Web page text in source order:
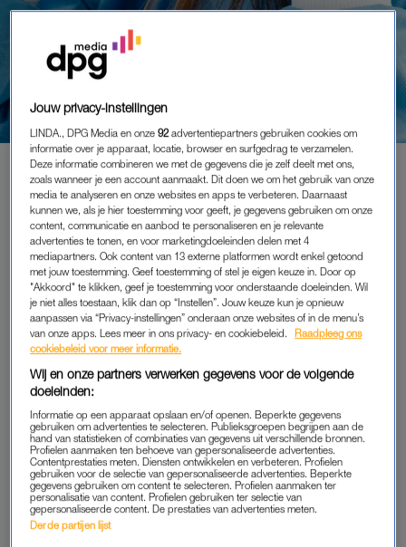
BIJNA 75 PROCENT HULP- EN
DIENSTVERLENERS
UITGESCHOLDEN OF BEDREIGD:
'ZEER ZORGWEKKEND'
BINNENLAND|ONDERZOEK
13-12-2024 | MIRJAM RASMUSSENS
Onder hulp- en dienstverleners is 73 procent al eens
uitgescholden of bedreigd door burgers, patiënten of
cliënten. 30 procent is met fysiek geweld in aanraking
gekomen, onder meer slaan en schoppen.
Dit blijkt uit onderzoek van vakbond CNV onder 1000
werkenden in de hulp- en dienstverlening. Bijna 1 op de 10 is
door deze agressie op het werk gewond geraakt.
TOENAME AGRESSIE
Jouw privacy-instellingen
LINDA., DPG Media en onze92 advertentiepartners gebruiken cookies om
informatie over je apparaat, locatie, browser en surfgedrag te verzamelen.
Deze informatie combineren we met de gegevens die je zelf deelt met ons,
zoals wanneer je een account aanmaakt. Dit doen we om het gebruik van onze
media te analyseren en onze websites en apps te verbeteren. Daarnaast
kunnen we, als je hier toestemming voor geeft, je gegevens gebruiken om onze
content, communicatie en aanbod te personaliseren en je relevante
advertenties te tonen, en voor marketingdoeleinden delen met 4
mediapartners. Ook content van 13 externe platformen wordt enkel getoond
met jouw toestemming. Geef toestemming of stel je eigen keuze in. Door op
"Akkoord" te klikken, geef je toestemming voor onderstaande doeleinden. Wil
je niet alles toestaan, klik dan op “Instellen”. Jouw keuze kun je opnieuw
aanpassen via “Privacy-instellingen” onderaan onze websites of in de menu’s
van onze apps. Lees meer in ons privacy- en cookiebeleid.
Raadpleeg ons
cookiebeleid voor meer informatie.
Wij en onze partners verwerken gegevens voor de volgende
doeleinden:
Informatie op een apparaat opslaan en/of openen. Beperkte gegevens
gebruiken om advertenties te selecteren. Publieksgroepen begrijpen aan de
hand van statistieken of combinaties van gegevens uit verschillende bronnen.
Profielen aanmaken ten behoeve van gepersonaliseerde advertenties.
Contentprestaties meten. Diensten ontwikkelen en verbeteren. Profielen
gebruiken voor de selectie van gepersonaliseerde advertenties. Beperkte
gegevens gebruiken om content te selecteren. Profielen aanmaken ter
personalisatie van content. Profielen gebruiken ter selectie van
gepersonaliseerde content. De prestaties van advertenties meten.
Derde partijen lijst